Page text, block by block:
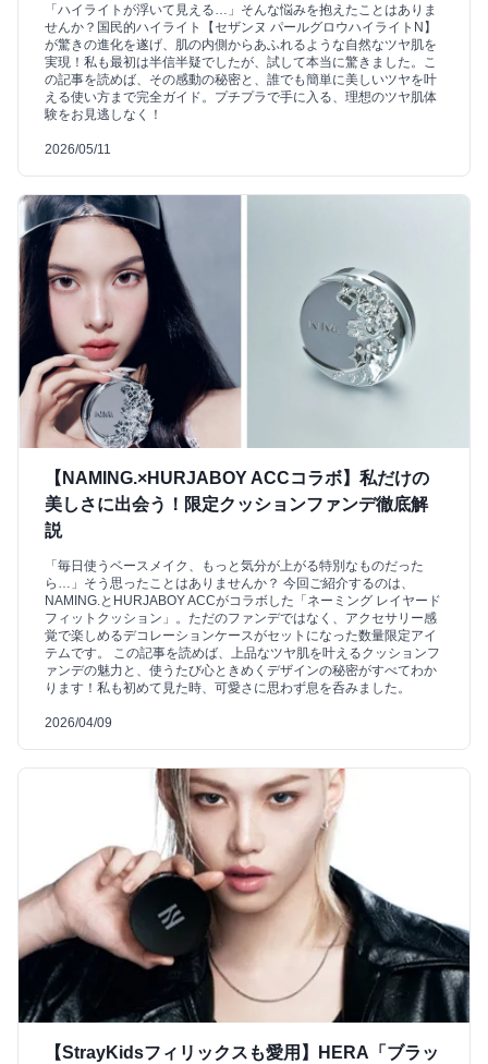
「ハイライトが浮いて見える…」そんな悩みを抱えたことはありま
せんか？国民的ハイライト【セザンヌ パールグロウハイライトN】
が驚きの進化を遂げ、肌の内側からあふれるような自然なツヤ肌を
実現！私も最初は半信半疑でしたが、試して本当に驚きました。こ
の記事を読めば、その感動の秘密と、誰でも簡単に美しいツヤを叶
える使い方まで完全ガイド。プチプラで手に入る、理想のツヤ肌体
験をお見逃しなく！
2026/05/11
【NAMING.×HURJABOY ACCコラボ】私だけの
美しさに出会う！限定クッションファンデ徹底解
説
「毎日使うベースメイク、もっと気分が上がる特別なものだった
ら…」そう思ったことはありませんか？ 今回ご紹介するのは、
NAMING.とHURJABOY ACCがコラボした「ネーミング レイヤード
フィットクッション」。ただのファンデではなく、アクセサリー感
覚で楽しめるデコレーションケースがセットになった数量限定アイ
テムです。 この記事を読めば、上品なツヤ肌を叶えるクッションフ
ァンデの魅力と、使うたび心ときめくデザインの秘密がすべてわか
ります！私も初めて見た時、可愛さに思わず息を呑みました。
2026/04/09
【StrayKidsフィリックスも愛用】HERA「ブラッ